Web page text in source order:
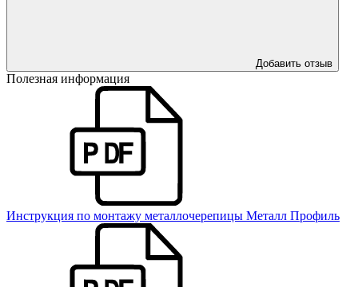
Добавить отзыв
Полезная информация
Инструкция по монтажу металлочерепицы Металл Профиль